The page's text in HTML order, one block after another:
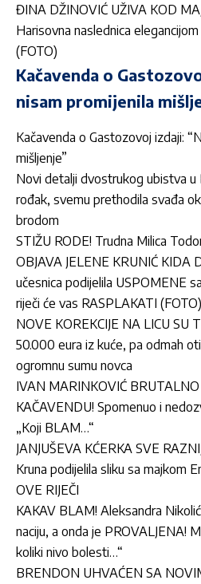
ĐINA DŽINOVIĆ UŽIVA KOD
Harisovna naslednica
(FOTO)
Kačavenda o
nisam promijenila
Kačavenda o Gastozovoj izdaji:
mišljenje”
Novi detalji dvostrukog ubistva u
rođak, svemu prethodila svađa
brodom
STIŽU RODE! Trudna Milica
OBJAVA JELENE KRUNIĆ KIDA
učesnica podijelila USPOMENE
riječi će vas RASPLAKATI (FOTO)
NOVE KOREKCIJE NA LICU SU
50.000 eura iz kuće, pa odmah
ogromnu sumu novca
IVAN MARINKOVIĆ
KAČAVENDU! Spomenuo i
„Koji BLAM…“
JANJUŠEVA KĆERKA SVE
Kruna podijelila sliku sa majkom
OVE RIJEČI
KAKAV BLAM! Aleksandra
naciju, a onda je PROVALJENA!
koliki nivo bolesti…“
BRENDON UHVAĆEN SA